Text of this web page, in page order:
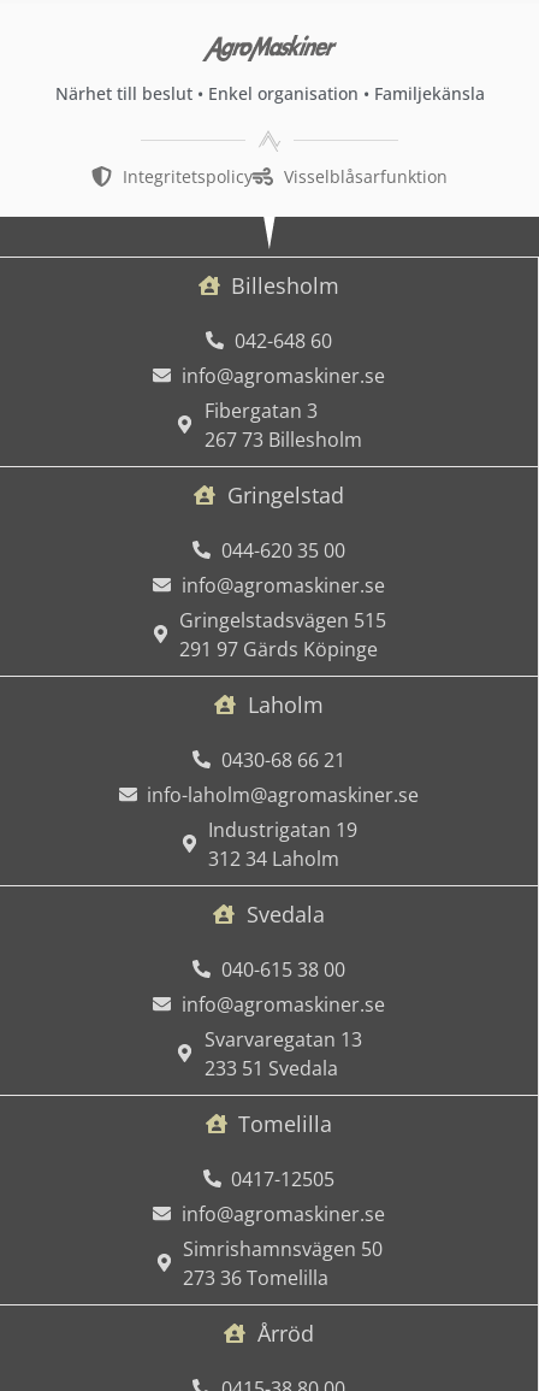
Närhet till beslut • Enkel organisation • Familjekänsla
Integritetspolicy Visselblåsarfunktion
Billesholm
042-648 60
info@agromaskiner.se
Fibergatan 3
267 73 Billesholm
Gringelstad
044-620 35 00
info@agromaskiner.se
Gringelstadsvägen 515
291 97 Gärds Köpinge
Laholm
0430-68 66 21
info-laholm@agromaskiner.se
Industrigatan 19
312 34 Laholm
Svedala
040-615 38 00
info@agromaskiner.se
Svarvaregatan 13
233 51 Svedala
Tomelilla
0417-12505
info@agromaskiner.se
Simrishamnsvägen 50
273 36 Tomelilla
Årröd